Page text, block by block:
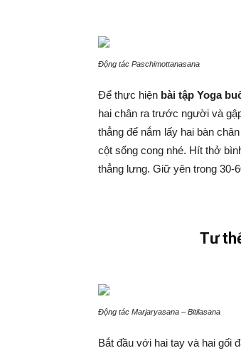
Động tác Paschimottanasana
Để thực hiện bài tập Yoga
hai chân ra trước người và
thẳng để nắm lấy hai bàn
cột sống cong nhé. Hít thở
thẳng lưng. Giữ yên trong 30-
Tư
Động tác Marjaryasana – Bitilasana
Bắt đầu với hai tay và hai gối